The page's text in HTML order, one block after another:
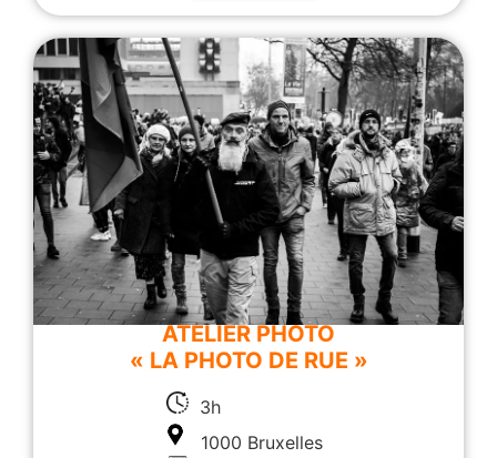
ATELIER PHOTO
« LA PHOTO DE RUE »
3h
1000 Bruxelles